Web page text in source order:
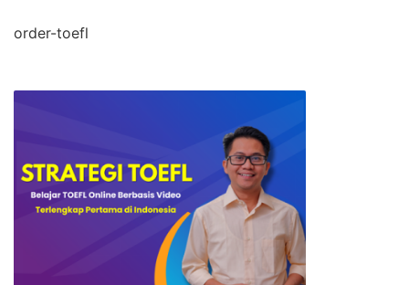
order-toefl